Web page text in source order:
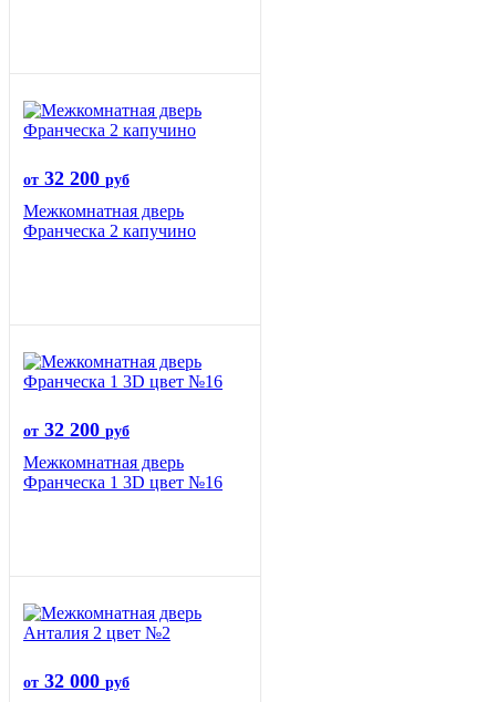
от 32 200 руб
Межкомнатная дверь
Франческа 2 капучино
от 32 200 руб
Межкомнатная дверь
Франческа 1 3D цвет №16
от 32 000 руб